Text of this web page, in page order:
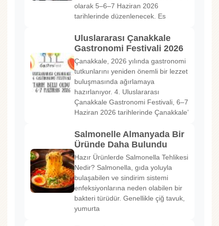
olarak 5–6–7 Haziran 2026
tarihlerinde düzenlenecek. Es
Uluslararası Çanakkale
Gastronomi Festivali 2026
Çanakkale, 2026 yılında gastronomi
tutkunlarını yeniden önemli bir lezzet
buluşmasında ağırlamaya
hazırlanıyor. 4. Uluslararası
Çanakkale Gastronomi Festivali, 6–7
Haziran 2026 tarihlerinde Çanakkale’
Salmonelle Almanyada Bir
Üründe Daha Bulundu
Hazır Ürünlerde Salmonella Tehlikesi
Nedir? Salmonella, gıda yoluyla
bulaşabilen ve sindirim sistemi
enfeksiyonlarına neden olabilen bir
bakteri türüdür. Genellikle çiğ tavuk,
yumurta